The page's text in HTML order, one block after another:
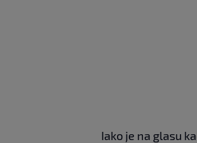
Iako je na glasu